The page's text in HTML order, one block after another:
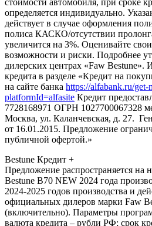
определяется индивидуально.
действует в случае оформления
полиса КАСКО/отсутствии
увеличится на 3%. Оценивайте
возможности и риски. Подробнее
дилерских центрах «Faw Bestune».
кредита в разделе «Кредит на
на сайте банка https://alfabank.ru/get-
platformId=alfasite Кредит
7728168971 ОГРН 1027700067328
Москва, ул. Каланчевская, д. 27.
от 16.01.2015. Предложение
публичной офертой.»
Bestune Кредит +
Предложение распространяется на
Bestune B70 NEW 2024 года
2024-2025 годов производства и
официальных дилеров марки Faw
(включительно). Параметры
валюта кредита – рубли РФ; срок